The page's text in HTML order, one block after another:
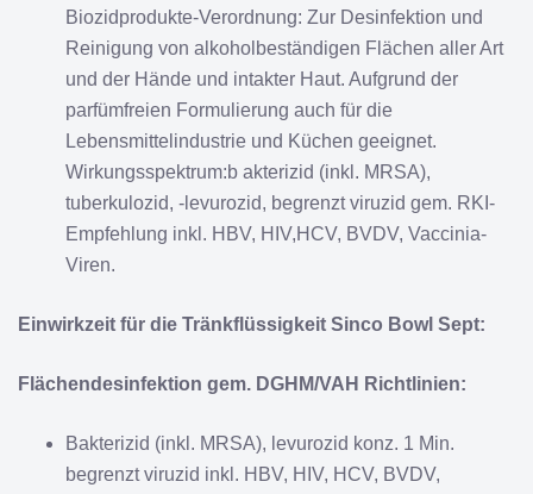
Biozidprodukte-Verordnung: Zur Desinfektion und
Reinigung von alkoholbeständigen Flächen aller Art
und der Hände und intakter Haut. Aufgrund der
parfümfreien Formulierung auch für die
Lebensmittelindustrie und Küchen geeignet.
Wirkungsspektrum:b akterizid (inkl. MRSA),
tuberkulozid, -levurozid, begrenzt viruzid gem. RKI-
Empfehlung inkl. HBV, HIV,HCV, BVDV, Vaccinia-
Viren.
Einwirkzeit für die Tränkflüssigkeit Sinco Bowl Sept:
Flächendesinfektion gem. DGHM/VAH Richtlinien:
Bakterizid (inkl. MRSA), levurozid konz. 1 Min.
begrenzt viruzid inkl. HBV, HIV, HCV, BVDV,